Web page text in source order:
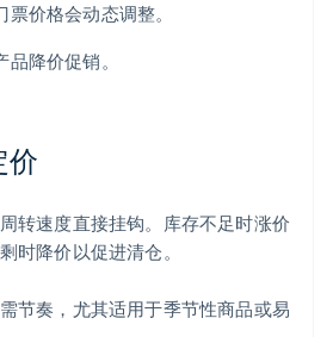
价格会动态调整。
降价促销。
价
转速度直接挂钩。库存不足时涨价
时降价以促进清仓。
节奏，尤其适用于季节性商品或易